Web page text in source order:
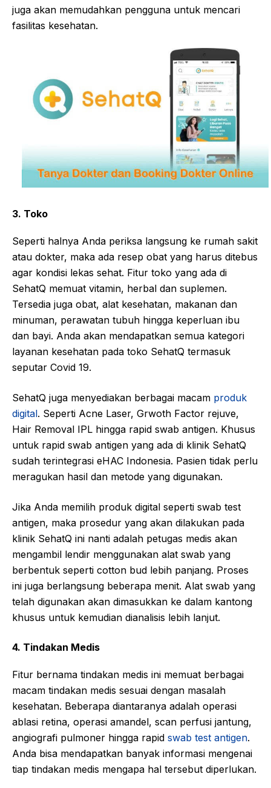
juga akan memudahkan pengguna untuk mencari
fasilitas kesehatan.
3. Toko
Seperti halnya Anda periksa langsung ke rumah sakit
atau dokter, maka ada resep obat yang harus ditebus
agar kondisi lekas sehat. Fitur toko yang ada di
SehatQ memuat vitamin, herbal dan suplemen.
Tersedia juga obat, alat kesehatan, makanan dan
minuman, perawatan tubuh hingga keperluan ibu
dan bayi. Anda akan mendapatkan semua kategori
layanan kesehatan pada toko SehatQ termasuk
seputar Covid 19.
SehatQ juga menyediakan berbagai macam produk
digital. Seperti Acne Laser, Grwoth Factor rejuve,
Hair Removal IPL hingga rapid swab antigen. Khusus
untuk rapid swab antigen yang ada di klinik SehatQ
sudah terintegrasi eHAC Indonesia. Pasien tidak perlu
meragukan hasil dan metode yang digunakan.
Jika Anda memilih produk digital seperti swab test
antigen, maka prosedur yang akan dilakukan pada
klinik SehatQ ini nanti adalah petugas medis akan
mengambil lendir menggunakan alat swab yang
berbentuk seperti cotton bud lebih panjang. Proses
ini juga berlangsung beberapa menit. Alat swab yang
telah digunakan akan dimasukkan ke dalam kantong
khusus untuk kemudian dianalisis lebih lanjut.
4. Tindakan Medis
Fitur bernama tindakan medis ini memuat berbagai
macam tindakan medis sesuai dengan masalah
kesehatan. Beberapa diantaranya adalah operasi
ablasi retina, operasi amandel, scan perfusi jantung,
angiografi pulmoner hingga rapid swab test antigen.
Anda bisa mendapatkan banyak informasi mengenai
tiap tindakan medis mengapa hal tersebut diperlukan.